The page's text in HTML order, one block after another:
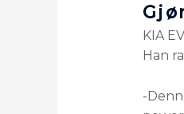
KIA
Han
-